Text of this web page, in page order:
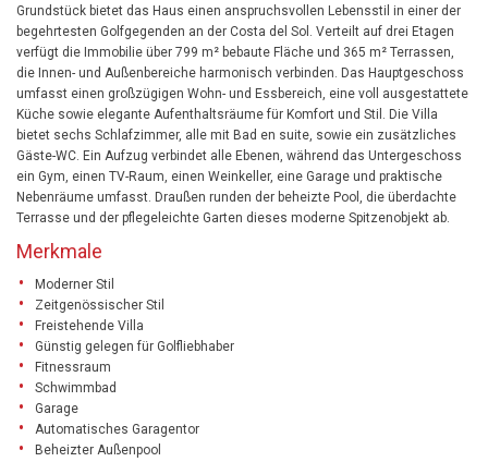
Grundstück bietet das Haus einen anspruchsvollen Lebensstil in einer der
begehrtesten Golfgegenden an der Costa del Sol. Verteilt auf drei Etagen
verfügt die Immobilie über 799 m² bebaute Fläche und 365 m² Terrassen,
die Innen- und Außenbereiche harmonisch verbinden. Das Hauptgeschoss
umfasst einen großzügigen Wohn- und Essbereich, eine voll ausgestattete
Küche sowie elegante Aufenthaltsräume für Komfort und Stil. Die Villa
bietet sechs Schlafzimmer, alle mit Bad en suite, sowie ein zusätzliches
Gäste-WC. Ein Aufzug verbindet alle Ebenen, während das Untergeschoss
ein Gym, einen TV-Raum, einen Weinkeller, eine Garage und praktische
Nebenräume umfasst. Draußen runden der beheizte Pool, die überdachte
Terrasse und der pflegeleichte Garten dieses moderne Spitzenobjekt ab.
Merkmale
Moderner Stil
Zeitgenössischer Stil
Freistehende Villa
Günstig gelegen für Golfliebhaber
Fitnessraum
Schwimmbad
Garage
Automatisches Garagentor
Beheizter Außenpool